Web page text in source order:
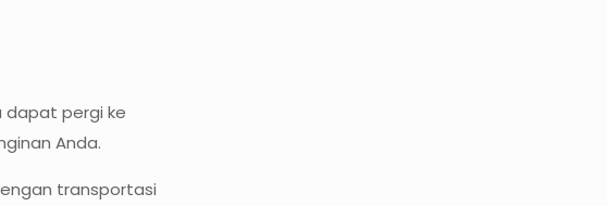
dapat pergi ke
Anda.
transportasi